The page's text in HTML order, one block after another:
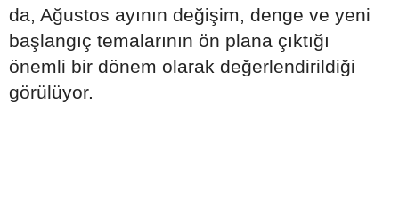
da, Ağustos ayının değişim, denge ve yeni
başlangıç temalarının ön plana çıktığı
önemli bir dönem olarak değerlendirildiği
görülüyor.